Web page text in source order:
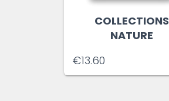
COLLECTIONS
NATURE
€13.60